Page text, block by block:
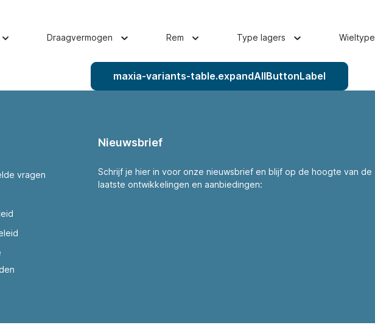
Draagvermogen Rem Type lagers Wieltype
maxia-variants-table.expandAllButtonLabel
Nieuwsbrief
Schrijf je hier in voor onze nieuwsbrief en blijf op de hoogte van de
laatste ontwikkelingen en aanbiedingen:
vragen